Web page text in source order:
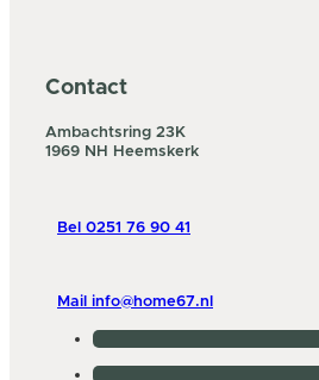
Contact
Ambachtsring 23K
1969 NH Heemskerk
Bel 0251 76 90 41
Mail info@home67.nl